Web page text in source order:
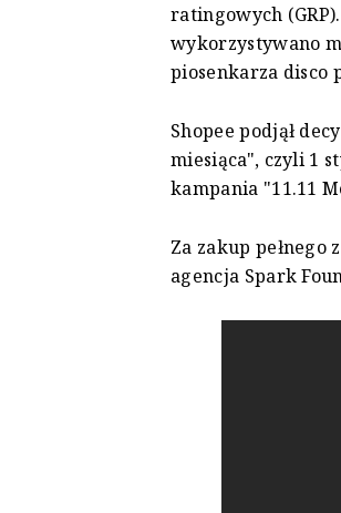
ratingowych
wykorzystywano
piosenkarza disco
Shopee podjął
miesiąca", czyli 1
kampania "11.11
Za zakup pełnego
agencja Spark